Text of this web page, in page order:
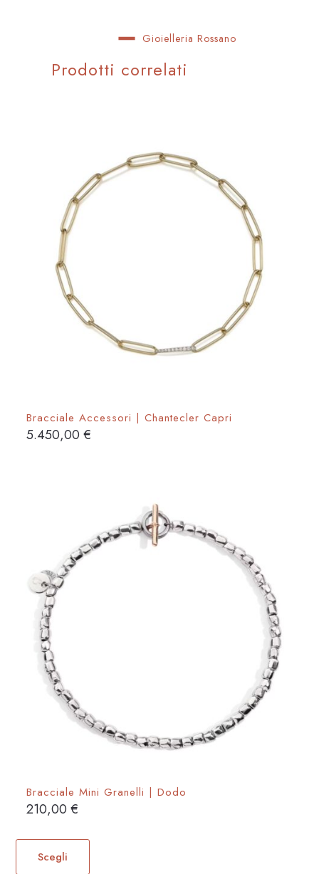
Gioielleria Rossano
Prodotti correlati
Bracciale Accessori | Chantecler Capri
5.450,00€
Bracciale Mini Granelli | Dodo
210,00€
Scegli
Questo
ha